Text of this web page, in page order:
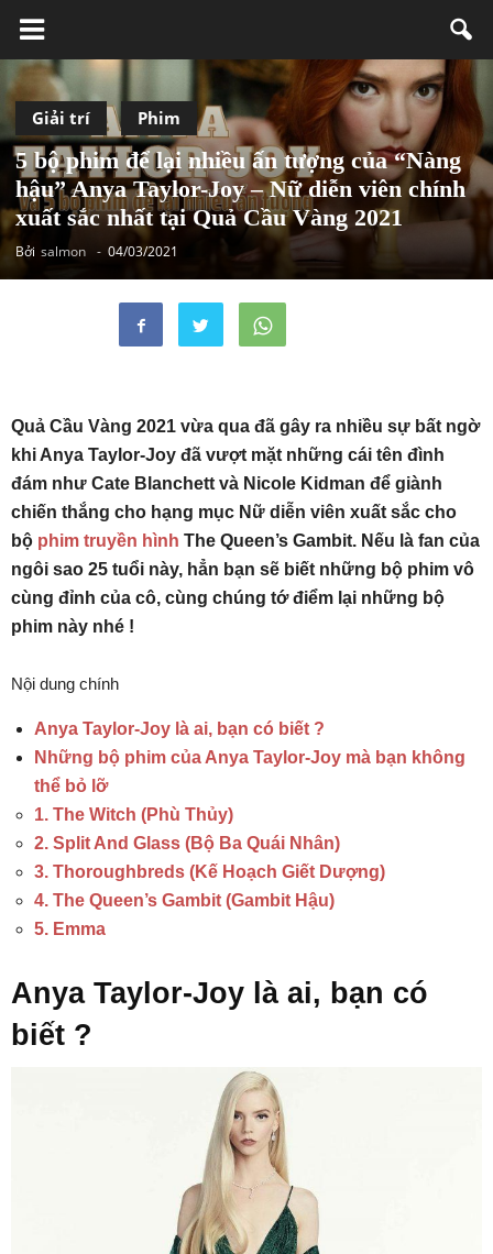
Giải trí Phim
5 bộ phim để lại nhiều ấn tượng của “Nàng
hậu” Anya Taylor-Joy – Nữ diễn viên chính
xuất sắc nhất tại Quả Cầu Vàng 2021
Bởi salmon - 04/03/2021
Quả Cầu Vàng 2021 vừa qua đã gây ra nhiều sự bất ngờ
khi Anya Taylor-Joy đã vượt mặt những cái tên đình
đám như Cate Blanchett và Nicole Kidman để giành
chiến thắng cho hạng mục Nữ diễn viên xuất sắc cho
bộ phim truyền hình The Queen’s Gambit. Nếu là fan của
ngôi sao 25 tuổi này, hẳn bạn sẽ biết những bộ phim vô
cùng đỉnh của cô, cùng chúng tớ điểm lại những bộ
phim này nhé !
Nội dung chính
Anya Taylor-Joy là ai, bạn có biết ?
Những bộ phim của Anya Taylor-Joy mà bạn không
thể bỏ lỡ
1. The Witch (Phù Thủy)
2. Split And Glass (Bộ Ba Quái Nhân)
3. Thoroughbreds (Kế Hoạch Giết Dượng)
4. The Queen’s Gambit (Gambit Hậu)
5. Emma
Anya Taylor-Joy là ai, bạn có
biết ?